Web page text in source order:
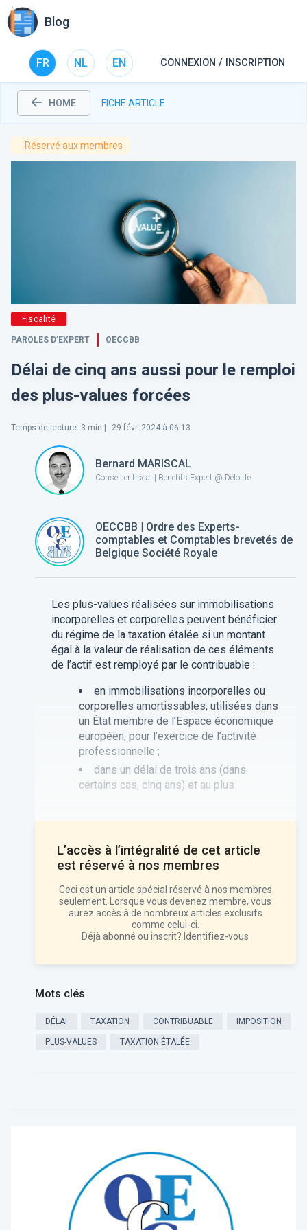
Blog
FR NL EN CONNEXION / INSCRIPTION
HOME FICHE ARTICLE
Réservé auxmembres
Fiscalité
PAROLES D’EXPERT OECCBB
Délai de cinq ans aussi pour le remploi
des plus-values forcées
Temps de lecture: 3 min | 29 févr. 2024 à 06:13
Bernard MARISCAL
Conseiller fiscal | Benefits Expert @ Deloitte
OECCBB | Ordre des Experts-
comptables et Comptables brevetés de
Belgique Société Royale
Les plus-values réalisées sur immobilisations
incorporelles et corporelles peuvent bénéficier
du régime de la taxation étalée si un montant
égal à la valeur de réalisation de ces éléments
de l’actif est remployé par le contribuable :
en immobilisations incorporelles ou
corporelles amortissables, utilisées dans
un État membre de l’Espace économique
européen, pour l’exercice de l’activité
professionnelle ;
dans un délai de trois ans (dans
certains cas, cinq ans) et au plus
L’accès à l’intégralité de cet article
est réservé à nos membres
Ceci est un article spécial réservé à nos membres
seulement. Lorsque vous devenez membre, vous
aurez accès à de nombreux articles exclusifs
comme celui-ci.
Déjà abonné ou inscrit? Identifiez-vous
Mots clés
DÉLAI TAXATION CONTRIBUABLE IMPOSITION
PLUS-VALUES TAXATION ÉTALÉE